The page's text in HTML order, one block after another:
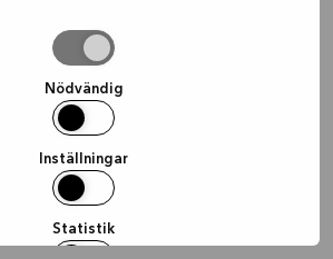
Nödvändig
Inställningar
Statistik